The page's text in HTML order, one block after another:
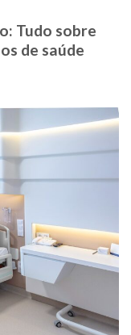
Tudo sobre
de saúde